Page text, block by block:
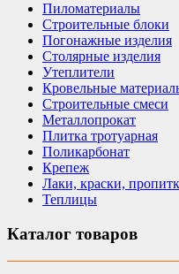
Пиломатериалы
Строительные блоки
Погонажные изделия
Столярные изделия
Утеплители
Кровельные
Строительные смеси
Металлопрокат
Плитка тротуарная
Поликарбонат
Крепеж
Лаки, краски,
Теплицы
Каталог товаров